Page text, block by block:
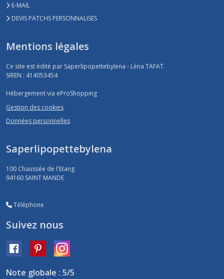
E-MAIL
DEVIS PATCHS PERSONNALISES
Mentions légales
Ce site est édité par Saperlipopettebylena - Léna TAFAT.
SIREN : 414053454
Hébergement via eProShopping
Gestion des cookies
Données personnelles
Saperlipopettebylena
100 Chaussée de l'Etang
94160 SAINT MANDE
Téléphone
Suivez nous
Note globale : 5/5